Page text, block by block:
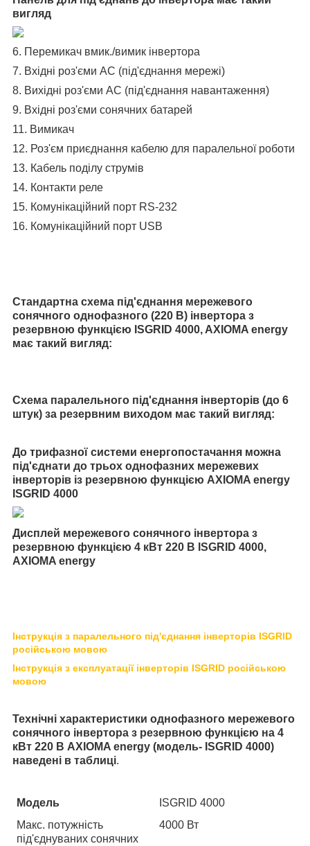
вигляд
6. Перемикач вмик./вимик інвертора
7. Вхідні роз'єми АС (під'єднання мережі)
8. Вихідні роз'єми АС (під'єднання навантаження)
9. Вхідні роз'єми сонячних батарей
11. Вимикач
12. Роз'єм приєднання кабелю для паралельної роботи
13. Кабель поділу струмів
14. Контакти реле
15. Комунікаційний порт RS-232
16. Комунікаційний порт USB
Стандартна схема під'єднання мережевого
сонячного однофазного (220 В) інвертора з
резервною функцією ISGRID 4000, AXIOMA energy
має такий вигляд:
Схема паралельного під'єднання інверторів (до 6
штук) за резервним виходом має такий вигляд:
До трифазної системи енергопостачання можна
під'єднати до трьох однофазних мережевих
інверторів із резервною функцією AXIOMA energy
ISGRID 4000
Дисплей мережевого сонячного інвертора з
резервною функцією 4 кВт 220 В ISGRID 4000,
AXIOMA energy
Інструкція з паралельного під'єднання інверторів ISGRID
російською мовою
Інструкція з експлуатації інверторів ISGRID російською
мовою
Технічні характеристики однофазного мережевого
сонячного інвертора з резервною функцією на 4
кВт 220 В AXIOMA energy (модель- ISGRID 4000)
наведені в таблиці.
Модель
ISGRID 4000
Макс. потужність
під'єднуваних сонячних
4000 Вт